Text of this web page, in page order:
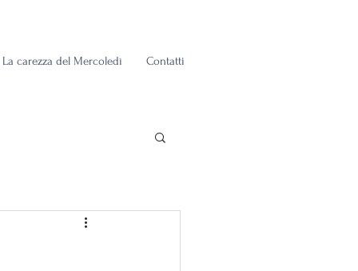
La carezza del Mercoledì Contatti